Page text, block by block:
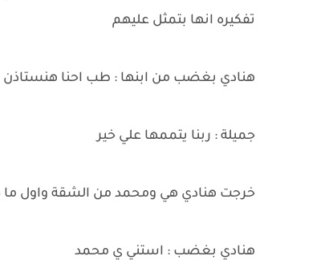
تفكيره انها بتمثل عليهم
هنادي بغضب من ابنها : طب احنا هنستاذن
جميلة : ربنا يتممها علي خير
خرجت هنادي هي ومحمد من الشقة واول ما
هنادي بغضب : استني ي محمد